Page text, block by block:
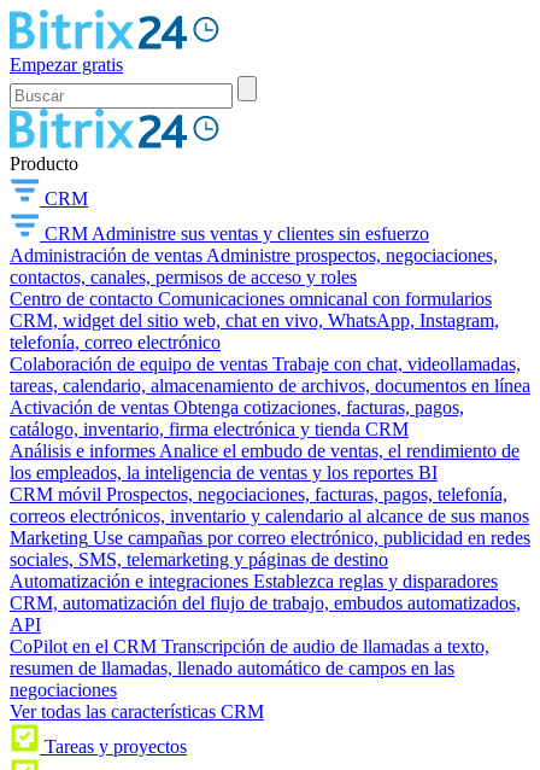
Empezar gratis
Producto
CRM
CRM Administre sus ventas y clientes sin esfuerzo
Administración de ventas Administre prospectos, negociaciones,
contactos, canales, permisos de acceso y roles
Centro de contacto Comunicaciones omnicanal con formularios
CRM, widget del sitio web, chat en vivo, WhatsApp, Instagram,
telefonía, correo electrónico
Colaboración de equipo de ventas Trabaje con chat, videollamadas,
tareas, calendario, almacenamiento de archivos, documentos en línea
Activación de ventas Obtenga cotizaciones, facturas, pagos,
catálogo, inventario, firma electrónica y tienda CRM
Análisis e informes Analice el embudo de ventas, el rendimiento de
los empleados, la inteligencia de ventas y los reportes BI
CRM móvil Prospectos, negociaciones, facturas, pagos, telefonía,
correos electrónicos, inventario y calendario al alcance de sus manos
Marketing Use campañas por correo electrónico, publicidad en redes
sociales, SMS, telemarketing y páginas de destino
Automatización e integraciones Establezca reglas y disparadores
CRM, automatización del flujo de trabajo, embudos automatizados,
API
CoPilot en el CRM Transcripción de audio de llamadas a texto,
resumen de llamadas, llenado automático de campos en las
negociaciones
Ver todas las características CRM
Tareas y proyectos